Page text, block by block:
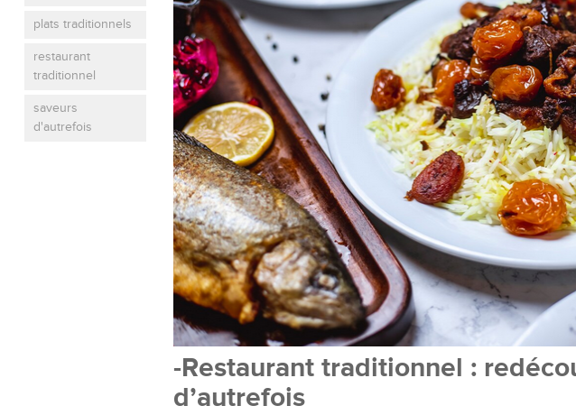
plats traditionnels
restaurant
traditionnel
saveurs
d'autrefois
-Restaurant traditionnel :
d’autrefois